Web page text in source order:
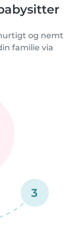
og nemt
familie via
3